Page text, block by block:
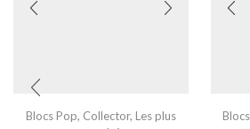
Blocs Pop, Collector, Les plus